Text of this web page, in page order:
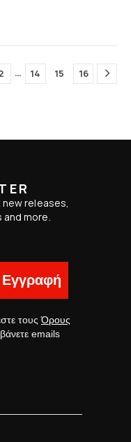
… 14 15 16
releases,
more.
Εγγραφή
τουςΌρους
emails